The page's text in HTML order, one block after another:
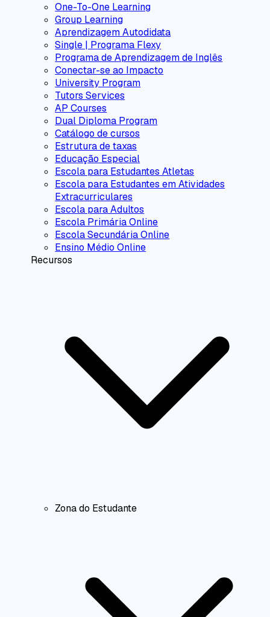
One-To-One Learning
Group Learning
Aprendizagem Autodidata
Single | Programa Flexy
Programa de Aprendizagem de Inglês
Conectar-se ao Impacto
University Program
Tutors Services
AP Courses
Dual Diploma Program
Catálogo de cursos
Estrutura de taxas
Educação Especial
Escola para Estudantes Atletas
Escola para Estudantes em Atividades
Extracurriculares
Escola para Adultos
Escola Primária Online
Escola Secundária Online
Ensino Médio Online
Recursos
Zona do Estudante